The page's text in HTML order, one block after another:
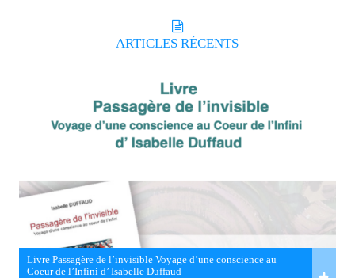
ARTICLES RÉCENTS
Livre Passagère de l’invisible Voyage d’une conscience au
Coeur de l’Infini d’ Isabelle Duffaud